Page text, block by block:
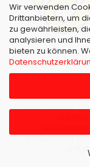
Wir verwenden
Drittanbietern, um
zu gewährleisten,
analysieren und
bieten zu können.
Shopsoftwareby
Alle
Alle
Produktbilder
und